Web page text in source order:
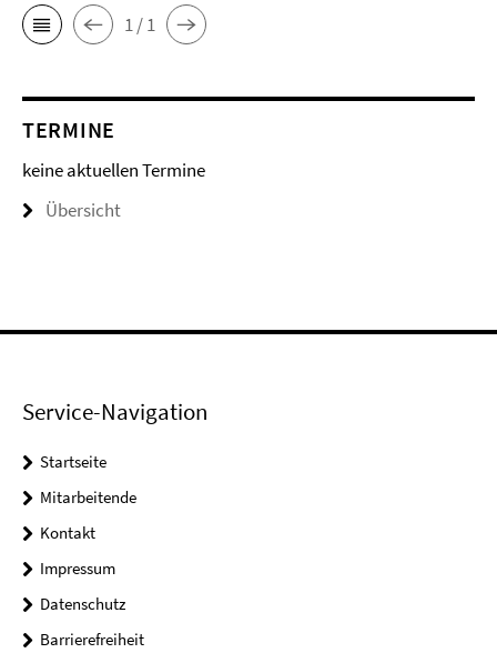
1 / 1
TERMINE
keine aktuellen Termine
Übersicht
Service-Navigation
Startseite
Mitarbeitende
Kontakt
Impressum
Datenschutz
Barrierefreiheit